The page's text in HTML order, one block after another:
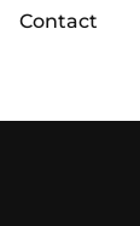
Contact